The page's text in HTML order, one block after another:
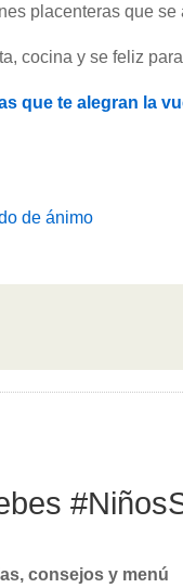
placenteras que
cocina y se feliz
que te alegran la
de ánimo
consejos y menú